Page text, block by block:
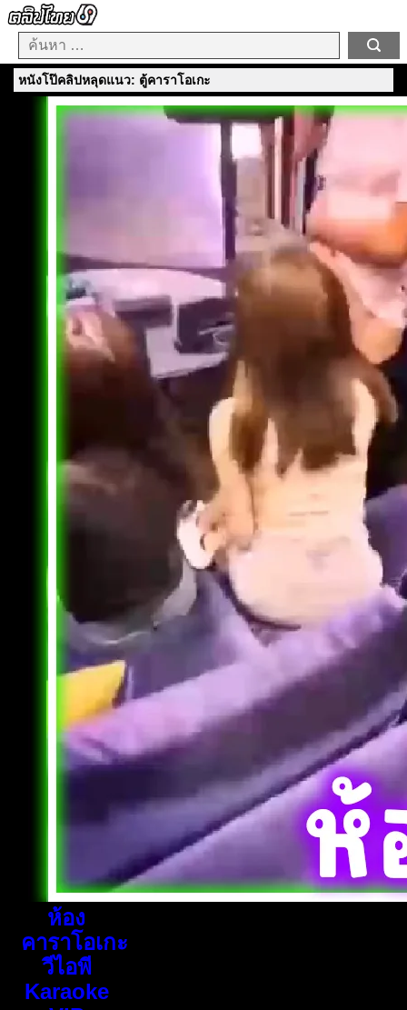
หนังโป๊คลิปหลุดแนว: ตู้คาราโอเกะ
ห้อง
คาราโอเกะ
วีไอพี
Karaoke